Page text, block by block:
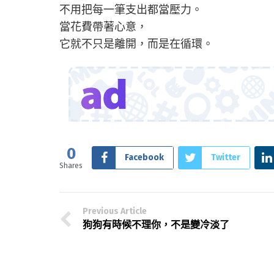
不用把每一筆支出都當壓力。
當花費帶著心意，
它就不只是離開，而是在循環。
0
Shares
Facebook Twitter
Previous Article
狗狗有時候不理你，不是變冷淡了